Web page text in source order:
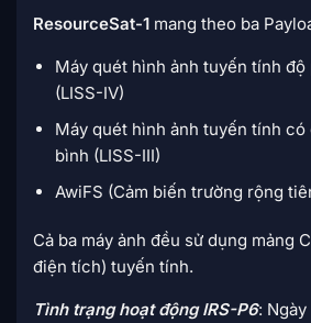
ResourceSat-1 mang theo ba
Máy quét hình ảnh tuyến tính độ
(LISS-IV)
Máy quét hình ảnh tuyến tính
bình (LISS-III)
AwiFS (Cảm biến trường rộng
Cả ba máy ảnh đều sử dụng mảng
điện tích) tuyến tính.
Tình trạng hoạt động IRS-P6: Ngày